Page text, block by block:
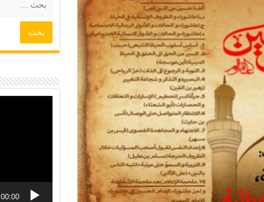
00:00